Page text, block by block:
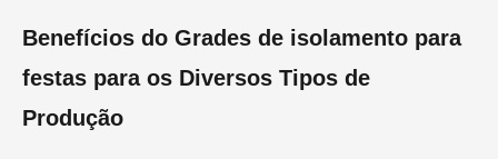
Benefícios do Grades de isolamento para
festas para os Diversos Tipos de
Produção